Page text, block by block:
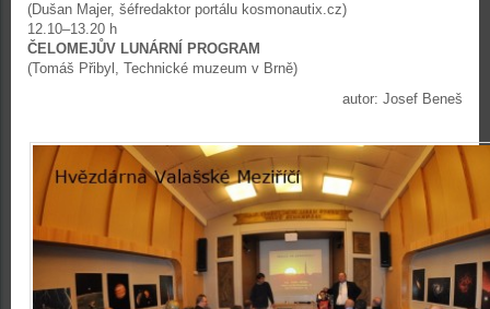
(Dušan Majer, šéfredaktor portálu kosmonautix.cz)
12.10–13.20 h
ČELOMEJŮV LUNÁRNÍ PROGRAM
(Tomáš Přibyl, Technické muzeum v Brně)
autor: Josef Beneš